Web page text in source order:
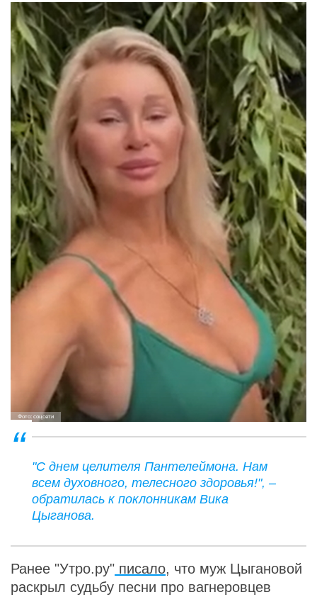
Фото: соцсети
"С днем целителя Пантелеймона. Нам
всем духовного, телесного здоровья!", –
обратилась к поклонникам Вика
Цыганова.
Ранее "Утро.ру" писало, что муж Цыгановой
раскрыл судьбу песни про вагнеровцев